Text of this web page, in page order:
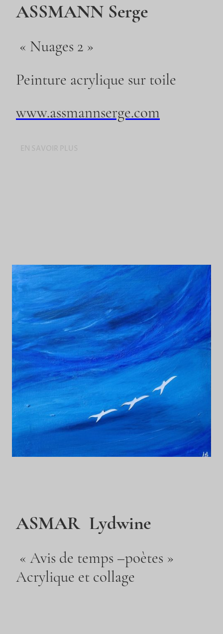
ASSMANN Serge
« Nuages 2 »
Peinture acrylique sur toile
www.assmannserge.com
EN SAVOIR PLUS
ASMAR Lydwine
« Avis de temps –poètes »
Acrylique et collage